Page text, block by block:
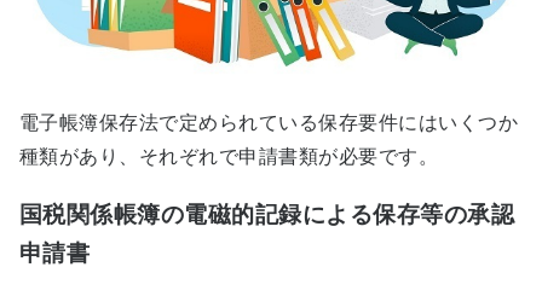
電子帳簿保存法で定められている保存要件にはいくつか
種類があり、それぞれで申請書類が必要です。
国税関係帳簿の電磁的記録による保存等の承認
申請書